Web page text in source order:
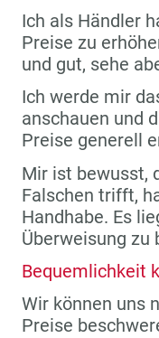
Ich als Händler
Preise zu
und gut, sehe
Ich werde mir
anschauen und
Preise generell
Mir ist bewusst,
Falschen trifft,
Handhabe. Es
Überweisung zu
Bequemlichkeit
Wir können uns
Preise